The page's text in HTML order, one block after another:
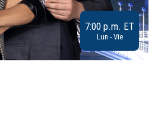
7:00 p.m. ET
Lun - Vie